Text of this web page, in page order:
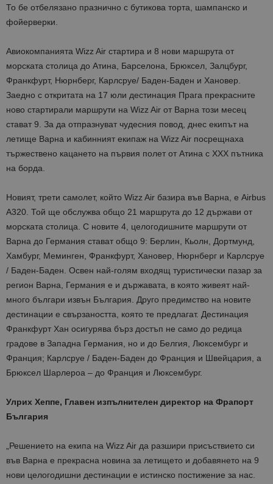
То бе отбелязано празнично с бутикова торта, шампанско и
фойерверки.
Авиокомпанията Wizz Air стартира и 8 нови маршрута от
морската столица до Атина, Барселона, Брюксел, Залцбург,
Франкфурт, Нюрнберг, Карлсруе/ Баден-Баден и Хановер.
Заедно с откритата на 17 юли дестинация Прага прекрасните
ново стартирали маршрути на Wizz Air от Варна този месец
стават 9. За да отпразнуват чудесния повод, днес екипът на
летище Варна и кабинният екипаж на Wizz Air посрещнаха
тържествено кацането на първия полет от Атина с ХХХ пътника
на борда.
Новият, трети самолет, който Wizz Air базира във Варна, е Airbus
A320. Той ще обслужва общо 21 маршрута до 12 държави от
морската столица. С новите 4, целогодишните маршрути от
Варна до Германия стават общо 9: Берлин, Кьолн, Дортмунд,
Хамбург, Меминген, Франкфурт, Хановер, Нюрнберг и Карлсруе
/ Баден-Баден. Освен най-голям входящ туристически пазар за
регион Варна, Германия е и държавата, в която живеят най-
много българи извън България. Друго предимство на новите
дестинации е свързаността, която те предлагат. Дестинация
Франкфурт Хан осигурява бърз достъп не само до редица
градове в Западна Германия, но и до Белгия, Люксембург и
Франция; Карлсруе / Баден-Баден до Франция и Швейцария, а
Брюксел Шарлероа – до Франция и Люксембург.
Улрих Хеппе, Главен изпълнителен директор на Фрапорт
България
„Решението на екипа на Wizz Air да разшири присъствието си
във Варна е прекрасна новина за летището и добавянето на 9
нови целогодишни дестинации е истинско постижение за нас.